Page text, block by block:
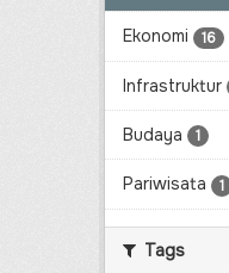
Ekonomi 16
Infrastruktur
Budaya 1
Pariwisata 1
Tags